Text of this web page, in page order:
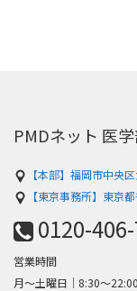
PMDネット 医
【本部】福岡市中央
【東京事務所】東京
0120-
営業時間
月～土曜日│8:30〜22:00